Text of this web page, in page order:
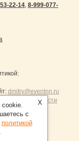
22-14, 8-999-077-
dmitry@eventnn.ru
X
с
политикой
.